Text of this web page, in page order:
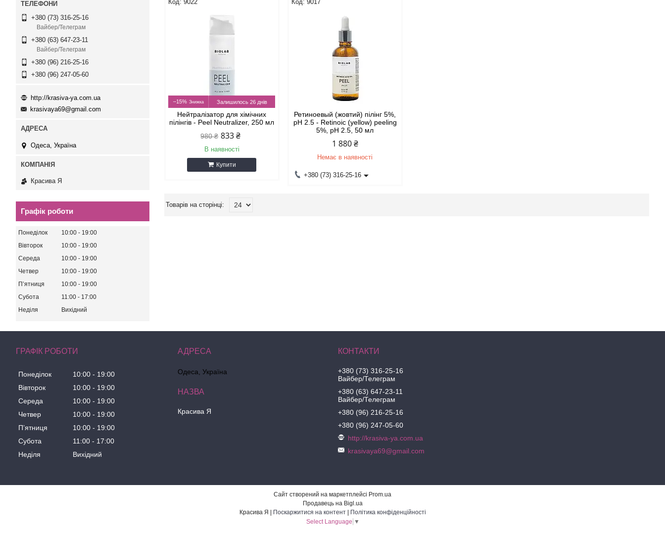
9022
–15% Залишилось 26 днів
Нейтралізатор для хімічних
пілінгів - Peel Neutralizer, 250 мл
980 ₴ 833 ₴
В наявності
Купити
9017
Ретиноевый (жовтий) пілінг 5%,
pH 2.5 - Retinoic (yellow) peeling
5%, pH 2.5, 50 мл
1 880 ₴
Немає в наявності
+380 (73) 316-25-16
+380 (73) 316-25-16
Вайбер/Телеграм
+380 (63) 647-23-11
Вайбер/Телеграм
+380 (96) 216-25-16
+380 (96) 247-05-60
http://krasiva-ya.com.ua
krasivaya69@gmail.com
Одеса, Україна
Красива Я
Графік роботи
Понеділок 10:00
19:00
Вівторок
10:00
19:00
Середа
10:00
19:00
Четвер
10:00
19:00
Пʼятниця
10:00
19:00
Субота
11:00
17:00
Неділя
Вихідний
ГРАФІК РОБОТИ
Понеділок 10:00
19:00
Вівторок
10:00
19:00
Середа
10:00
19:00
Четвер
10:00
19:00
Пʼятниця
10:00
19:00
Субота
11:00
17:00
Неділя
Вихідний
Одеса, Україна
Красива Я
+380 (73) 316-25-16
Вайбер/Телеграм
+380 (63) 647-23-11
Вайбер/Телеграм
+380 (96) 216-25-16
+380 (96) 247-05-60
http://krasiva-ya.com.ua
krasivaya69@gmail.com
Сайт створений на маркетплейсі Prom.ua
Продавець на Bigl.ua
Поскаржитися на контент
Політика конфіденційності
Select Language ▼